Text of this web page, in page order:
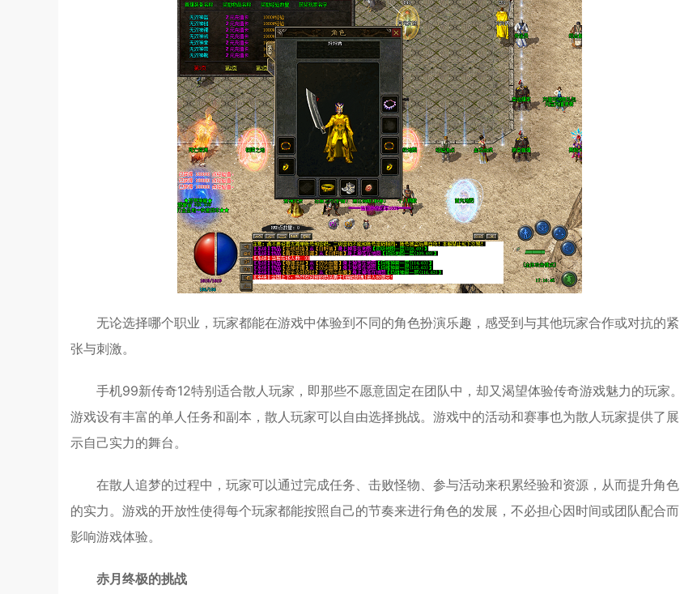
无论选择哪个职业，玩家都能在游戏中体验到不同的角色扮演乐趣，感受到与其他玩家合作或对抗的紧
张与刺激。
手机99新传奇12特别适合散人玩家，即那些不愿意固定在团队中，却又渴望体验传奇游戏魅力的玩家。
游戏设有丰富的单人任务和副本，散人玩家可以自由选择挑战。游戏中的活动和赛事也为散人玩家提供了展
示自己实力的舞台。
在散人追梦的过程中，玩家可以通过完成任务、击败怪物、参与活动来积累经验和资源，从而提升角色
的实力。游戏的开放性使得每个玩家都能按照自己的节奏来进行角色的发展，不必担心因时间或团队配合而
影响游戏体验。
赤月终极的挑战